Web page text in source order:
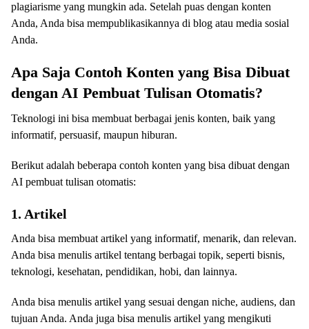
plagiarisme yang mungkin ada. Setelah puas dengan konten
Anda, Anda bisa mempublikasikannya di blog atau media sosial
Anda.
Apa Saja Contoh Konten yang Bisa Dibuat
dengan AI Pembuat Tulisan Otomatis?
Teknologi ini bisa membuat berbagai jenis konten, baik yang
informatif, persuasif, maupun hiburan.
Berikut adalah beberapa contoh konten yang bisa dibuat dengan
AI pembuat tulisan otomatis:
1. Artikel
Anda bisa membuat artikel yang informatif, menarik, dan relevan.
Anda bisa menulis artikel tentang berbagai topik, seperti bisnis,
teknologi, kesehatan, pendidikan, hobi, dan lainnya.
Anda bisa menulis artikel yang sesuai dengan niche, audiens, dan
tujuan Anda. Anda juga bisa menulis artikel yang mengikuti